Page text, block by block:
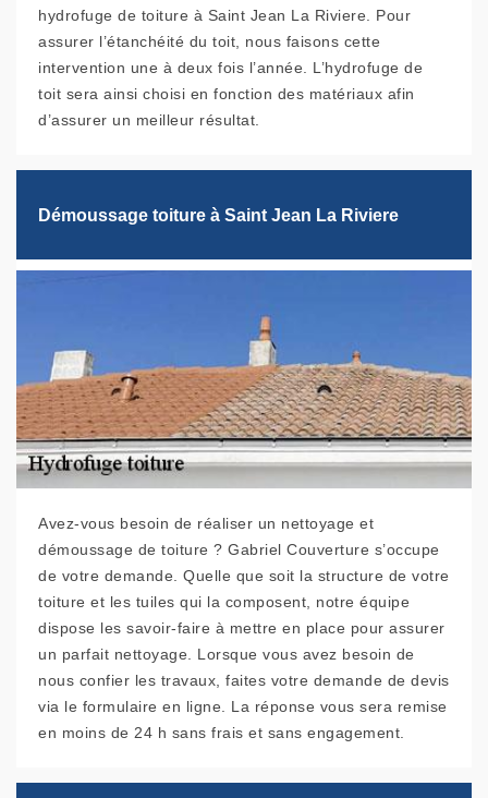
hydrofuge de toiture à Saint Jean La Riviere. Pour
assurer l’étanchéité du toit, nous faisons cette
intervention une à deux fois l’année. L’hydrofuge de
toit sera ainsi choisi en fonction des matériaux afin
d’assurer un meilleur résultat.
Démoussage toiture à Saint Jean La Riviere
Avez-vous besoin de réaliser un nettoyage et
démoussage de toiture ? Gabriel Couverture s’occupe
de votre demande. Quelle que soit la structure de votre
toiture et les tuiles qui la composent, notre équipe
dispose les savoir-faire à mettre en place pour assurer
un parfait nettoyage. Lorsque vous avez besoin de
nous confier les travaux, faites votre demande de devis
via le formulaire en ligne. La réponse vous sera remise
en moins de 24 h sans frais et sans engagement.